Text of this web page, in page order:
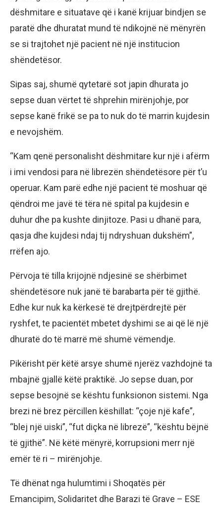
dëshmitare e situatave që i kanë krijuar bindjen se
paratë dhe dhuratat mund të ndikojnë në mënyrën
se si trajtohet një pacient në një institucion
shëndetësor.
Sipas saj, shumë qytetarë sot japin dhurata jo
sepse duan vërtet të shprehin mirënjohje, por
sepse kanë frikë se pa to nuk do të marrin kujdesin
e nevojshëm.
“Kam qenë personalisht dëshmitare kur një i afërm
i imi vendosi para në librezën shëndetësore për t’u
operuar. Kam parë edhe një pacient të moshuar që
qëndroi me javë të tëra në spital pa kujdesin e
duhur dhe pa kushte dinjitoze. Pasi u dhanë para,
qasja dhe kujdesi ndaj tij ndryshuan dukshëm”,
rrëfen ajo.
Përvoja të tilla krijojnë ndjesinë se shërbimet
shëndetësore nuk janë të barabarta për të gjithë.
Edhe kur nuk ka kërkesë të drejtpërdrejtë për
ryshfet, te pacientët mbetet dyshimi se ai që lë një
dhuratë do të marrë më shumë vëmendje.
Pikërisht për këtë arsye shumë njerëz vazhdojnë ta
mbajnë gjallë këtë praktikë. Jo sepse duan, por
sepse besojnë se kështu funksionon sistemi. Nga
brezi në brez përcillen këshillat: “çoje një kafe”,
“blej një uiski”, “fut diçka në librezë”, “kështu bëjnë
të gjithë”. Në këtë mënyrë, korrupsioni merr një
emër të ri – mirënjohje.
Të dhënat nga hulumtimi i Shoqatës për
Emancipim, Solidaritet dhe Barazi të Grave – ESE